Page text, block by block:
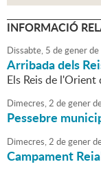
INFORMACIÓ
Dissabte, 5 degenerde
Arribada dels
Els Reis de
Dimecres,2 degener
Pessebre
Dimecres,2 degener
Campament